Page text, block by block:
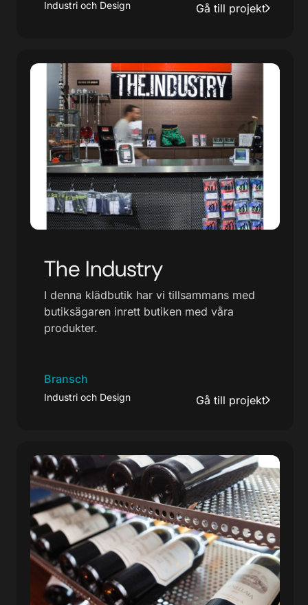
Industri och Design Gå till projekt
The Industry
I denna klädbutik har vi tillsammans med
butiksägaren inrett butiken med våra
produkter.
Bransch
Industri och Design Gå till projekt